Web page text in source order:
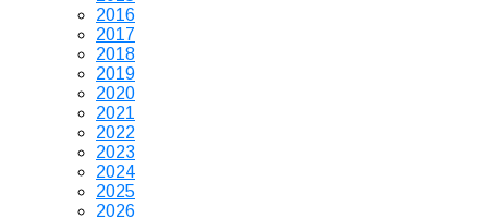
2016
2017
2018
2019
2020
2021
2022
2023
2024
2025
2026